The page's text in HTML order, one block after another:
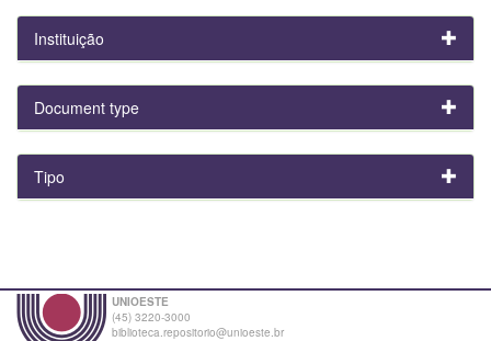
Instituição
Document type
Tipo
UNIOESTE
(45) 3220-3000
biblioteca.repositorio@unioeste.br